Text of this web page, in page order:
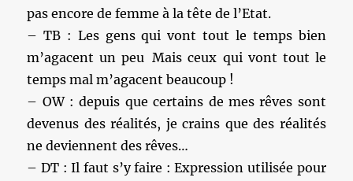
pas encore de femme à la tête de l’Etat.
– TB : Les gens qui vont tout le temps bien
m’agacent un peu Mais ceux qui vont tout le
temps mal m’agacent beaucoup !
– OW : depuis que certains de mes rêves sont
devenus des réalités, je crains que des réalités
ne deviennent des rêves…
– DT : Il faut s’y faire : Expression utilisée pour